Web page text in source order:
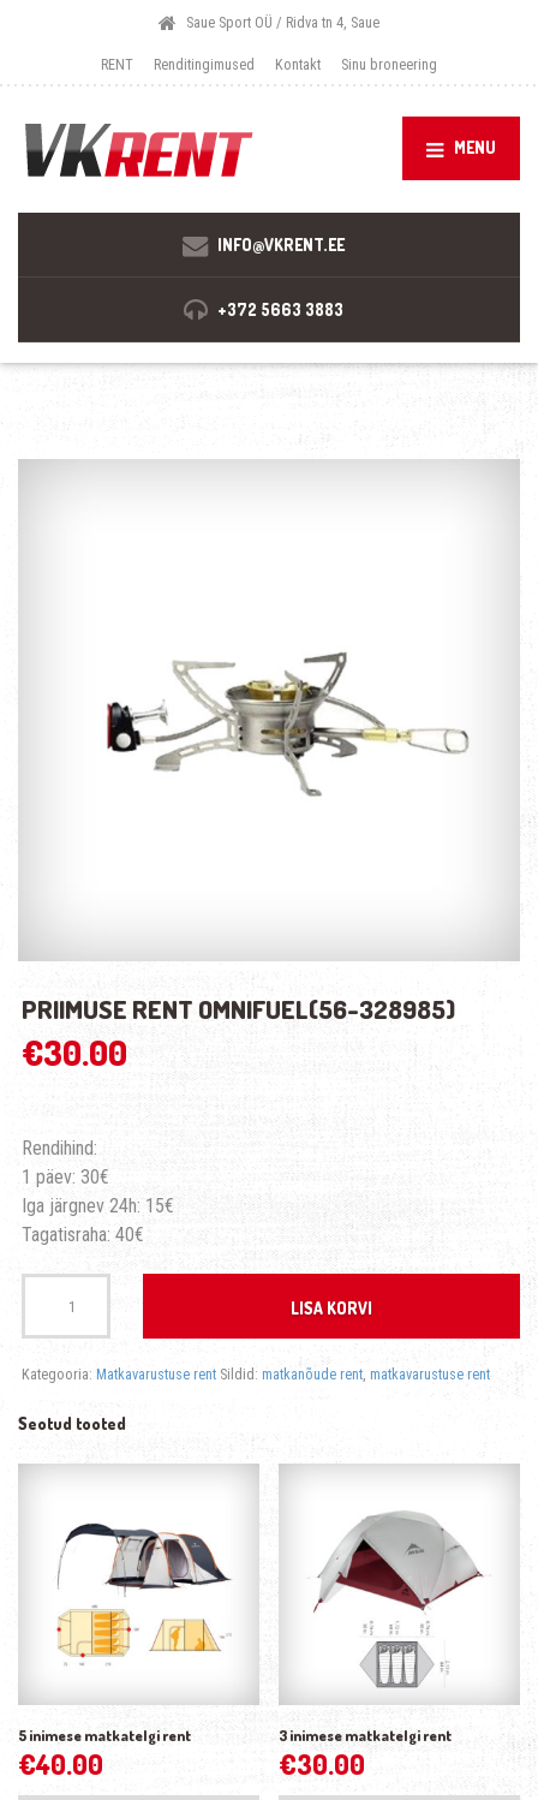
Saue Sport OÜ / Ridva tn 4, Saue
RENT Renditingimused Kontakt Sinu broneering
MENU
INFO@VKRENT.EE
+372 5663 3883
PRIIMUSE RENT OMNIFUEL(56-328985)
€30.00
Rendihind:
1 päev: 30€
Iga järgnev 24h: 15€
Tagatisraha: 40€
Kogus
LISA KORVI
Kategooria: Matkavarustuse rent Sildid: matkanõude rent, matkavarustuse rent
Seotud tooted
5 inimese matkatelgi rent
€40.00
3 inimese matkatelgi rent
€30.00